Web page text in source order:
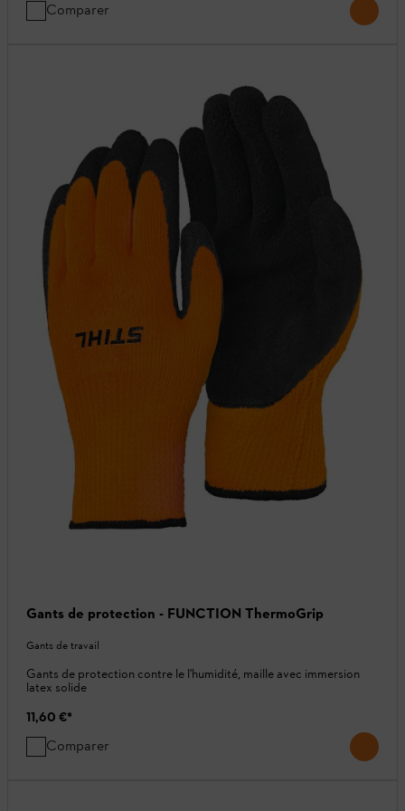
Comparer
Gants de protection - FUNCTION ThermoGrip
Gants de travail
Gants de protection contre le l'humidité, maille avec immersion
latex solide
11,60 €*
Comparer